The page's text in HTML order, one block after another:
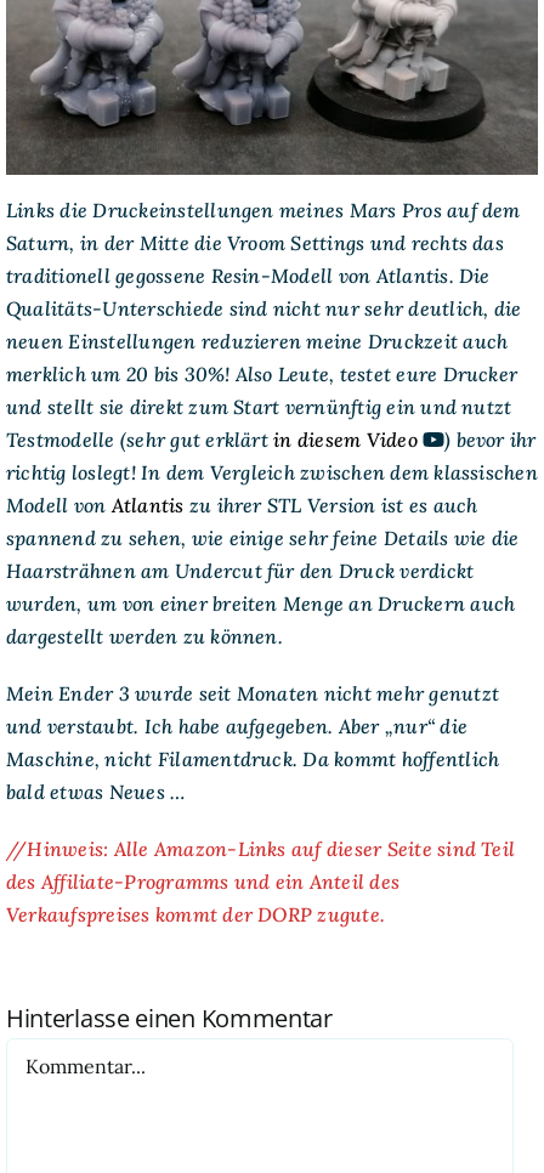
Links die Druckeinstellungen meines Mars Pros auf dem
Saturn, in der Mitte die Vroom Settings und rechts das
traditionell gegossene Resin-Modell von Atlantis. Die
Qualitäts-Unterschiede sind nicht nur sehr deutlich, die
neuen Einstellungen reduzieren meine Druckzeit auch
merklich um 20 bis 30%! Also Leute, testet eure Drucker
und stellt sie direkt zum Start vernünftig ein und nutzt
Testmodelle (sehr gut erklärtin diesem Video
) bevor ihr
richtig loslegt! In dem Vergleich zwischen dem klassischen
Modell von Atlantis zu ihrer STL Version ist es auch
spannend zu sehen, wie einige sehr feine Details wie die
Haarsträhnen am Undercut für den Druck verdickt
wurden, um von einer breiten Menge an Druckern auch
dargestellt werden zu können.
Mein Ender 3 wurde seit Monaten nicht mehr genutzt
und verstaubt. Ich habe aufgegeben. Aber „nur“ die
Maschine, nicht Filamentdruck. Da kommt hoffentlich
bald etwas Neues …
//Hinweis: Alle Amazon-Links auf dieser Seite sind Teil
des Affiliate-Programms und ein Anteil des
Verkaufspreises kommt der DORP zugute.
Hinterlasse einen Kommentar
Kommentar